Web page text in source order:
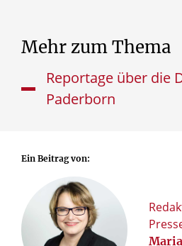
Mehr zumThema
Reportage über die
Paderborn
Ein Beitrag von: